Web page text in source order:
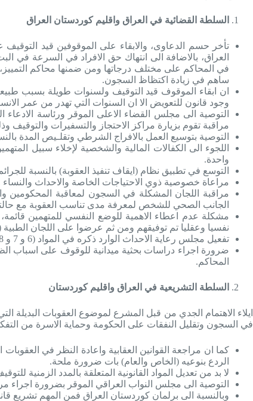
السلطة القضائية في العراق واقليم كوردستان العراق
تأخر حسم الدعاوى، والابقاء على الموقوفين قيد
في المحاكم على مختلف درجاتها ومن ضمنها محاكم
ساهم في زيادة اكتظاظ السجون.
ان ابقاء الموقوف قيد التوقيف ولسنوات طويلة بسبب
وجود قانون للتعويض الا ان السنوات التي تهدر من عمر
التوصية الى مجلس القضاء الاعلى الموقر ورئاسة
مراقبة تقوم بزيارة مراكز الاحتجاز والتسفيرات والتوقيف
التوصية بتوسيع العمل بالافراج الشرطي وتقلـيص المدة
اللجوء الى الكفالات المالية والشخصية لإخلاء سبيل
واحدة.
التوسع في تطبيق نظام (ايقاف تنفيذ العقوبة) بالنسبة
مراعاة خصوصية ذوي الاحتياجات الخاصة والاحداث
مراقبة اللجان المشكلة في السجون لمعاقبة المحكومين
الجانب الصحي للشخص لمعرفة مدى تناسب العقوبة مع
مشكلة عدم اعطاء الاهمية للوضع النفسي للمتهمين
نفسيا وعقليا تم توفيقهم ومن ثم عرضوا على اللجان
تفعيل مجلس رعاية الاحداث الوارد ذكره في المواد (6 و 7 و 8) من قانون رعاية الاحداث رقم 76 لسنة 1983 المعدل، وذلك للعمل على الاختصاصات الواردة في المادة 8 من القانون المذكور اعلاه.
ضرورة اجراء دراسات بحثية ميدانية للوقوف على اسباب
المحاكم.
السلطة التشريعية في العراق واقليم كوردستان
ايلاء الاهتمام الجدي من قبل المشرع لموضوع العقوبات البديلة
في السجون وتقليل النفقات على الحكومة وحماية الاسرة من
كما ان مراجعة القوانين العقابية واعادة النظر في
الردع بنوعيه (الخاص والعام) بات ضرورة ملحة.
لا بد من تعديل المواد القانونية المتعلقة بالمدد الزمنية للتوقيف وتحديد مدة اقصاها 6 اشهر في الجنايات و3 اشهر في الجنح، واذا لم يفصل
التوصية الى مجلس النواب العراقي الموقر بضرورة اجراء
وبالنسبة الى برلمان كوردستان العراق فمن المهم تشريع